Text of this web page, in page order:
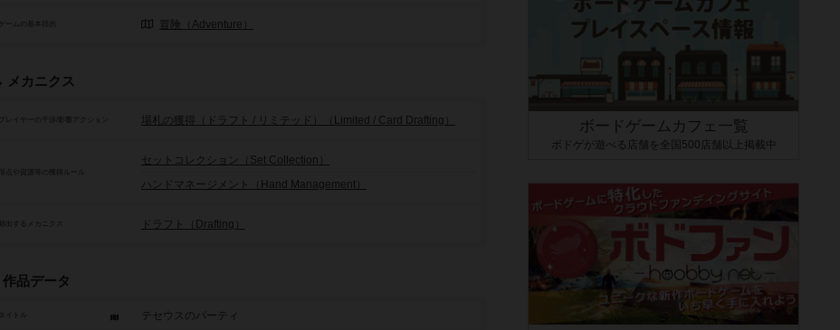
ゲームの基本目的 冒険（Adventure）
メカニクス
プレイヤーの干渉/影響アクション 場札の獲得（ドラフト / リミテッド）（Limited / Card Drafting）
セットコレクション（Set Collection）
ハンドマネージメント（Hand Management）
頻出するメカニクス ドラフト（Drafting）
作品データ
タイトル テセウスのパーティ
ボードゲームカフェ一覧
ボドゲが遊べる店舗を全国500店舗以上掲載中